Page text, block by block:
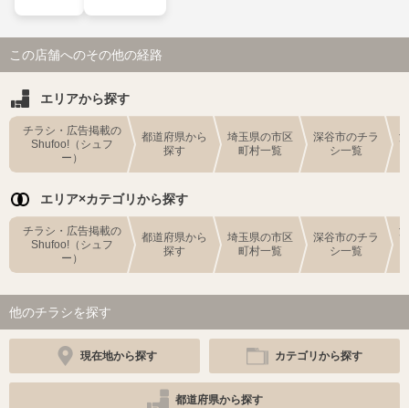
この店舗へのその他の経路
エリアから探す
チラシ・広告掲載の
Shufoo!（シュフ
ー）
都道府県から
探す
埼玉県の市区
町村一覧
深谷市のチラ
シ一覧
エリア×カテゴリから探す
チラシ・広告掲載の
Shufoo!（シュフ
ー）
都道府県から
探す
埼玉県の市区
町村一覧
深谷市のチラ
シ一覧
他のチラシを探す
現在地から探す カテゴリから探す
都道府県から探す